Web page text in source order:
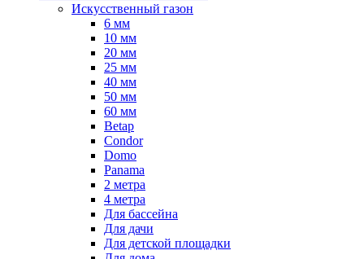
Искусственный газон
6 мм
10 мм
20 мм
25 мм
40 мм
50 мм
60 мм
Betap
Condor
Domo
Panama
2 метра
4 метра
Для бассейна
Для дачи
Для детской площадки